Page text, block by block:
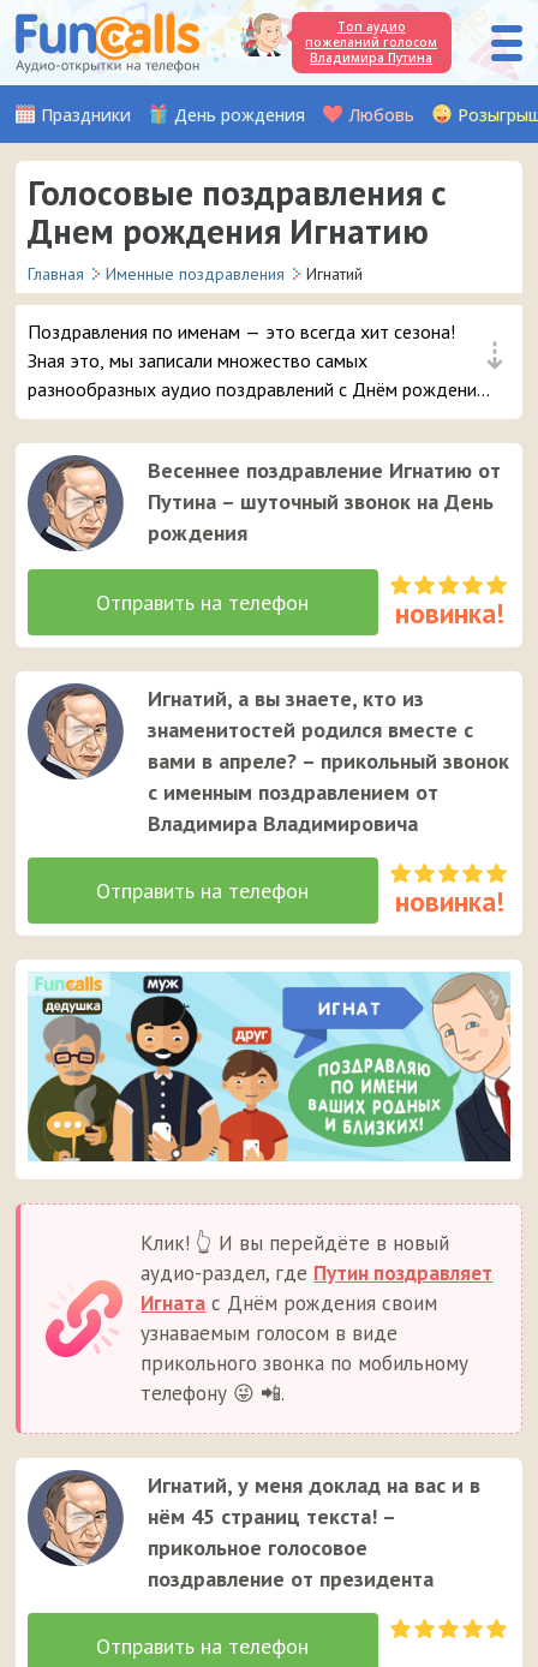
Топ аудио
пожеланий голосом
Владимира Путина
Праздники День рождения Любовь
Голосовые поздравления с
Днем рождения Игнатию
Главная Именные поздравления Игнатий
⇣
Поздравления по именам — это всегда хит сезона!
Зная это, мы записали множество самых
разнообразных аудио поздравлений с Днём рождения,
чтобы вы могли с выдумкой поздравить вашего друга
или знакомого с именем Игнатий. Выбирайте лучшее
поздравление и в 3 клика отправляйте его на телефон
парню.
Весеннее поздравление Игнатию от
Путина – шуточный звонок на День
рождения
Игнатий, а вы знаете, кто из
знаменитостей родился вместе с
вами в апреле? – прикольный звонок
с именным поздравлением от
Владимира Владимировича
Клик! 👆 И вы перейдёте в новый
аудио-раздел, где Путин поздравляет
Игната с Днём рождения своим
узнаваемым голосом в виде
прикольного звонка по мобильному
телефону 😜 📲.
Игнатий, у меня доклад на вас и в
нём 45 страниц текста! –
прикольное голосовое
поздравление от президента